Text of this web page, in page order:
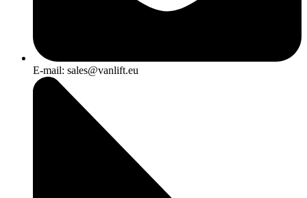
E-mail: sales@vanlift.eu